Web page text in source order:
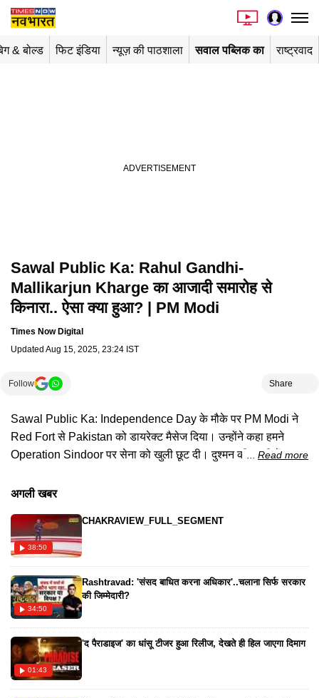
& बोल्ड फिट इंडिया न्यूज़ की पाठशाला सवाल पब्लिक का राष्ट्रवाद
Sawal Public Ka: Rahul Gandhi-
Mallikarjun Kharge का आजादी समारोह से
किनारा.. ऐसा क्या हुआ? | PM Modi
Times Now Digital
Updated Aug 15, 2025, 23:24 IST
Follow Share
Sawal Public Ka: Independence Day के मौके पर PM Modi ने
Red Fort से Pakistan को डायरेक्ट मैसेज दिया। उन्होंने कहा हमने
Operation Sindoor पर सेना को खुली छूट दी। दुश्मन की धरती मेंRead more
अगली खबर
38:50
CHAKRAVIEW_FULL_SEGMENT
34:50
Rashtravad: 'संसद बाधित करना अधिकार'..चलाना सिर्फ सरकार
की जिम्मेदारी?
01:43
'द पैराडाइज' का धांसू टीजर हुआ रिलीज, देखते ही हिल जाएगा दिमाग